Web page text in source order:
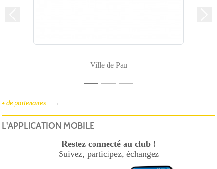
Ville de Pau
+ de partenaires
L'APPLICATION MOBILE
Restez connecté au club !
Suivez, participez, échangez